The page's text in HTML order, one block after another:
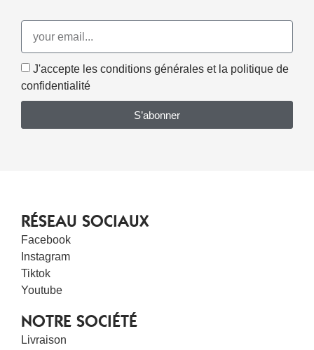
J'accepte les conditions générales et la politique de
confidentialité
S’abonner
RÉSEAU SOCIAUX
Facebook
Instagram
Tiktok
Youtube
NOTRE SOCIÉTÉ
Livraison